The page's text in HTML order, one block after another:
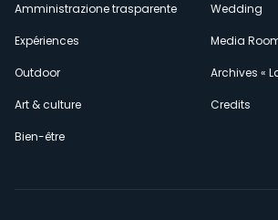
Amministrazione trasparente
Expériences
Outdoor
Art & culture
Bien-être
Wedding
Media
Archives «
Credits